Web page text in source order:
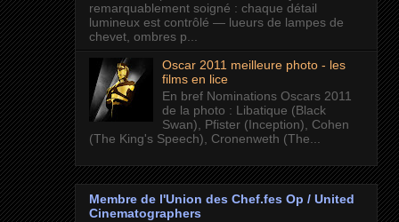
remarquablement soigné : chaque détail
lumineux est contrôlé — lueurs de lampes de
chevet, ombres p...
Oscar 2011 meilleure photo - les
films en lice
En bref Nominations Oscars 2011
de la photo : Libatique (Black
Swan), Pfister (Inception), Cohen
(The King's Speech), Cronenweth (The...
Membre de l'Union des Chef.fes Op / United
Cinematographers